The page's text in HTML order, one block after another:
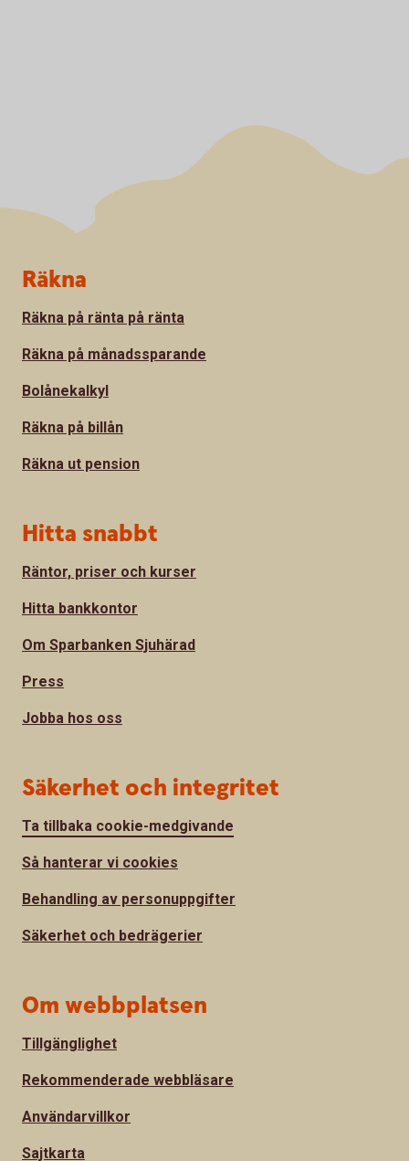
Sidfot
Räkna
Räkna på ränta på ränta
Räkna på månadssparande
Bolånekalkyl
Räkna på billån
Räkna ut pension
Hitta snabbt
Räntor, priser och kurser
Hitta bankkontor
Om Sparbanken Sjuhärad
Press
Jobba hos oss
Säkerhet och integritet
Ta tillbaka cookie-medgivande
Så hanterar vi cookies
Behandling av personuppgifter
Säkerhet och bedrägerier
Om webbplatsen
Tillgänglighet
Rekommenderade webbläsare
Användarvillkor
Sajtkarta